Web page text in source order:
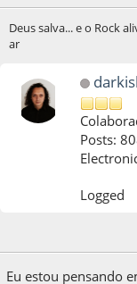
Deus salva... e o Rock
ar
Posts:
Logged
Eu estou pensando